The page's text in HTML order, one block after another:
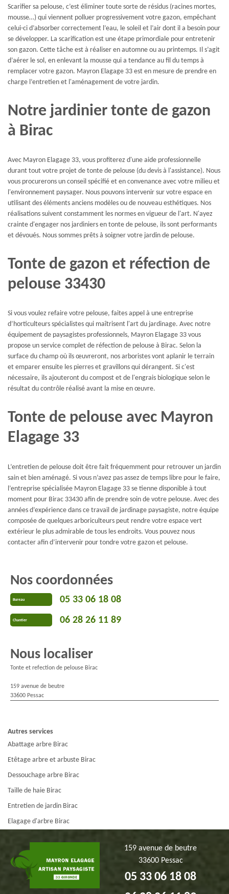
Scarifier sa pelouse, c’est éliminer toute sorte de résidus (racines mortes,
mousse…) qui viennent polluer progressivement votre gazon, empêchant
celui-ci d’absorber correctement l’eau, le soleil et l’air dont il a besoin pour
se développer. La scarification est une étape primordiale pour entretenir
son gazon. Cette tâche est à réaliser en automne ou au printemps. Il s’agit
d’aérer le sol, en enlevant la mousse qui a tendance au fil du temps à
remplacer votre gazon. Mayron Elagage 33 est en mesure de prendre en
charge l’entretien et l'aménagement de votre jardin.
Notre jardinier tonte de gazon
à Birac
Avec Mayron Elagage 33, vous profiterez d'une aide professionnelle
durant tout votre projet de tonte de pelouse (du devis à l'assistance). Nous
vous procurerons un conseil spécifié et en convenance avec votre milieu et
l'environnement paysager. Nous pouvons intervenir sur votre espace en
utilisant des éléments anciens modèles ou de nouveau esthétiques. Nos
réalisations suivent constamment les normes en vigueur de l'art. N'ayez
crainte d'engager nos jardiniers en tonte de pelouse, ils sont performants
et dévoués. Nous sommes prêts à soigner votre jardin de pelouse.
Tonte de gazon et réfection de
pelouse 33430
Si vous voulez refaire votre pelouse, faites appel à une entreprise
d’horticulteurs spécialistes qui maîtrisent l'art du jardinage. Avec notre
équipement de paysagistes professionnels, Mayron Elagage 33 vous
propose un service complet de réfection de pelouse à Birac. Selon la
surface du champ où ils œuvreront, nos arboristes vont aplanir le terrain
et emparer ensuite les pierres et gravillons qui dérangent. Si c'est
nécessaire, ils ajouteront du compost et de l'engrais biologique selon le
résultat du contrôle réalisé avant la mise en œuvre.
Tonte de pelouse avec Mayron
Elagage 33
L’entretien de pelouse doit être fait fréquemment pour retrouver un jardin
sain et bien aménagé. Si vous n’avez pas assez de temps libre pour le faire,
l’entreprise spécialisée Mayron Elagage 33 se tienne disponible à tout
moment pour Birac 33430 afin de prendre soin de votre pelouse. Avec des
années d’expérience dans ce travail de jardinage paysagiste, notre équipe
composée de quelques arboriculteurs peut rendre votre espace vert
extérieur le plus admirable de tous les endroits. Vous pouvez nous
contacter afin d’intervenir pour tondre votre gazon et pelouse.
Nos coordonnées
Bureau 05 33 06 18 08
Chantier 06 28 26 11 89
Nous localiser
Tonte et refection de pelouse Birac
159 avenue de beutre
33600 Pessac
Autres services
Abattage arbre Birac
Etêtage arbre et arbuste Birac
Dessouchage arbre Birac
Taille de haie Birac
Entretien de jardin Birac
Elagage d'arbre Birac
159 avenue de beutre
33600 Pessac
05 33 06 18 08